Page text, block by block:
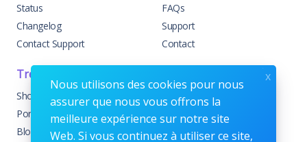
Status
Changelog
Contact Support
FAQs
Support
Contact
Trending
Shop
Portfolio
Blog
Knowledge Center
Custom Development
Sponsorships
Nous utilisons des cookies pour nous
assurer que nous vous offrons la
meilleure expérience sur notre site
Web. Si vous continuez à utiliser ce site,
x